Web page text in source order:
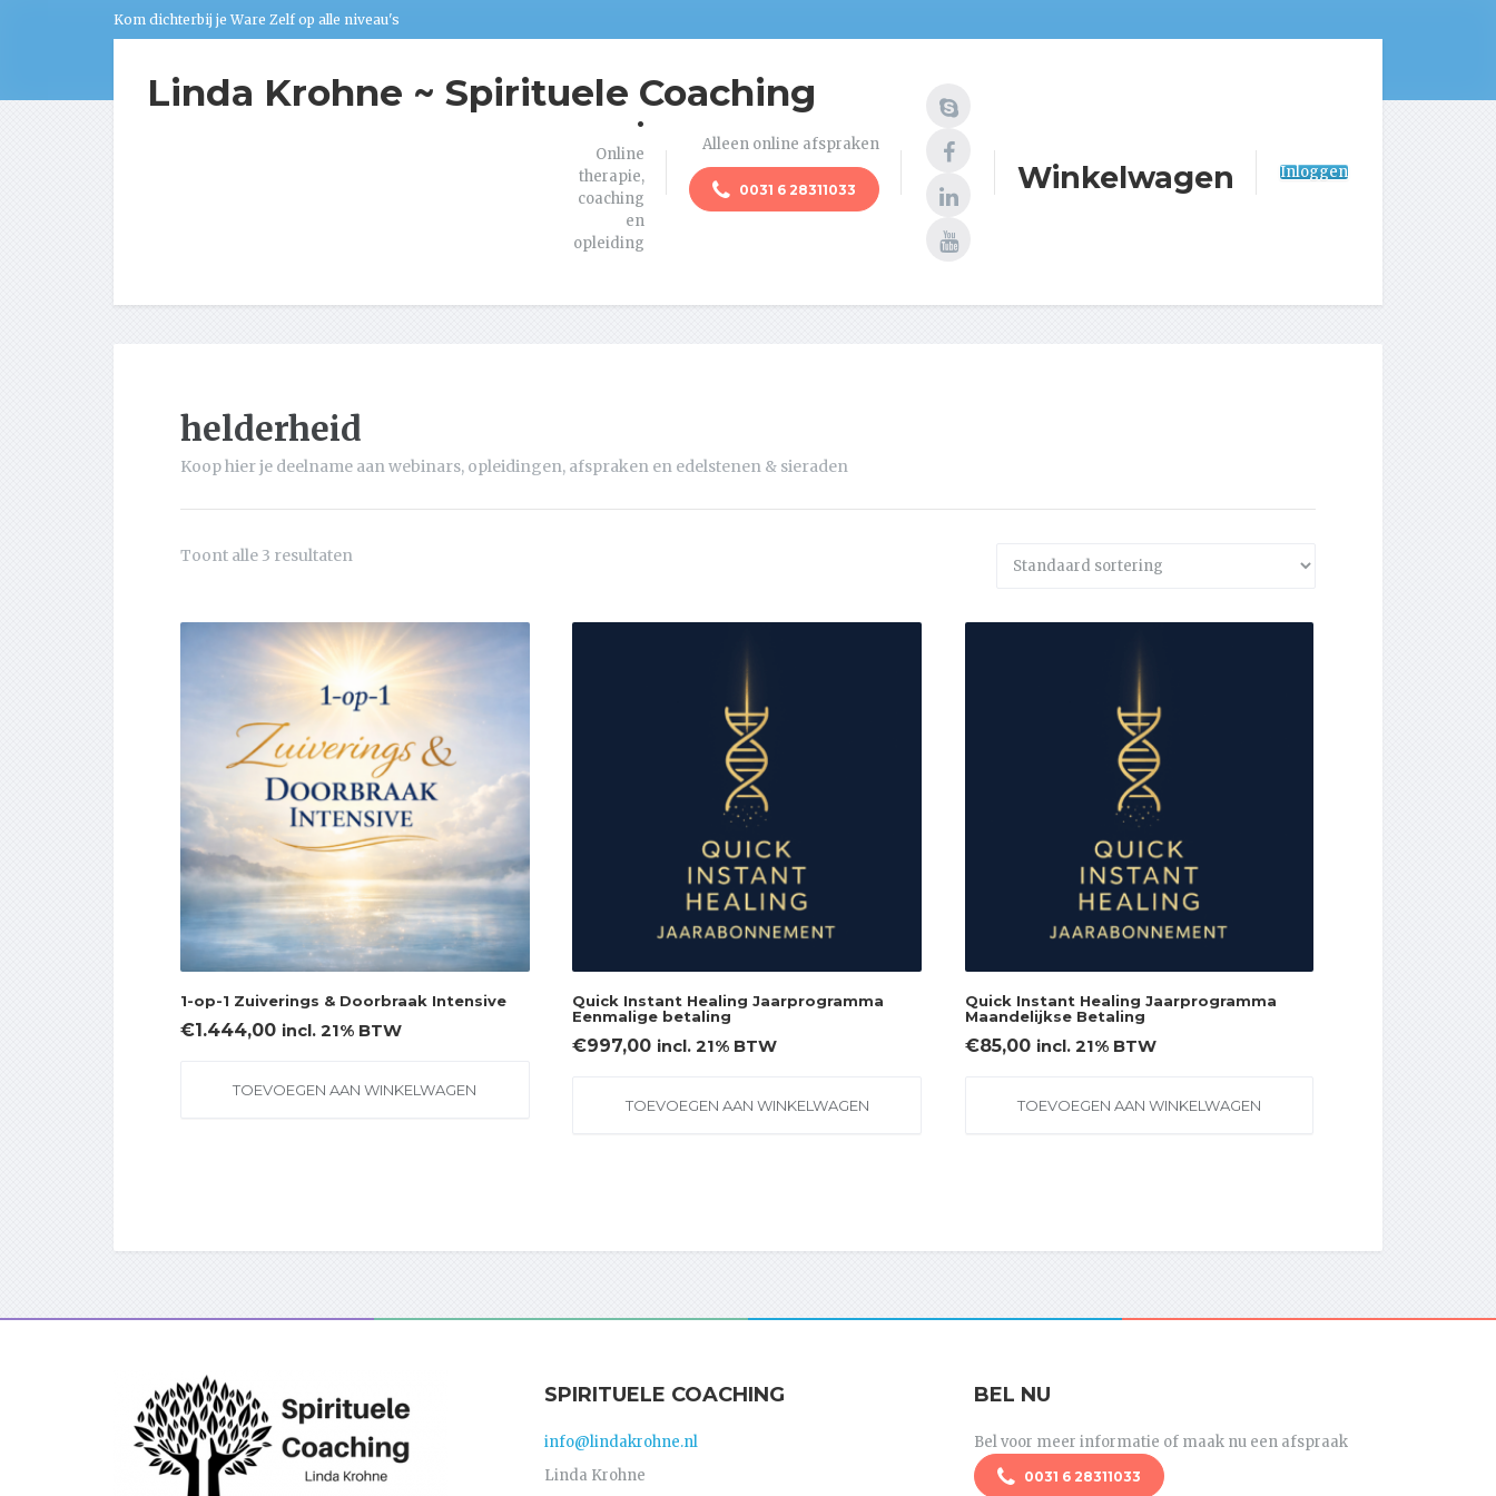
Kom dichterbij je Ware Zelf op alle niveau's
Linda Krohne ~ Spirituele Coaching
.
Online
therapie,
coaching
en
opleiding
Alleen online afspraken
0031 6 28311033 Winkelwagen Inloggen
helderheid
Koop hier je deelname aan webinars, opleidingen, afspraken en edelstenen & sieraden
Toont alle 3 resultaten
1-op-1 Zuiverings & Doorbraak Intensive
€1.444,00 incl. 21% BTW
TOEVOEGEN AAN WINKELWAGEN
Quick Instant Healing Jaarprogramma
Eenmalige betaling
€997,00 incl. 21% BTW
TOEVOEGEN AAN WINKELWAGEN
Quick Instant Healing Jaarprogramma
Maandelijkse Betaling
€85,00 incl. 21% BTW
TOEVOEGEN AAN WINKELWAGEN
SPIRITUELE COACHING
info@lindakrohne.nl
Linda Krohne
BEL NU
Bel voor meer informatie of maak nu een afspraak
0031 6 28311033